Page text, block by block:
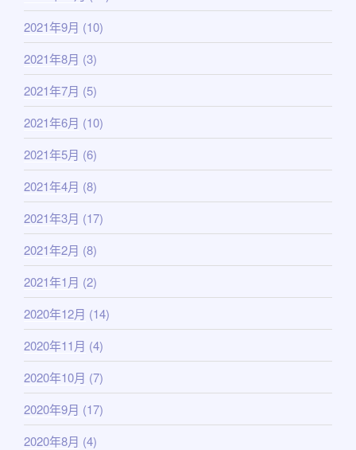
2021年9月 (10)
2021年8月 (3)
2021年7月 (5)
2021年6月 (10)
2021年5月 (6)
2021年4月 (8)
2021年3月 (17)
2021年2月 (8)
2021年1月 (2)
2020年12月 (14)
2020年11月 (4)
2020年10月 (7)
2020年9月 (17)
2020年8月 (4)